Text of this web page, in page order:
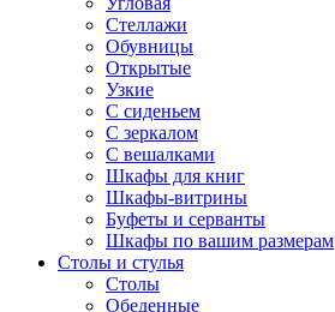
Стеллажи
Обувницы
Открытые
Узкие
С сиденьем
С зеркалом
С вешалками
Шкафы для книг
Шкафы-витрины
Буфеты и серванты
Шкафы по вашим размерам
Столы и стулья
Столы
Обеденные